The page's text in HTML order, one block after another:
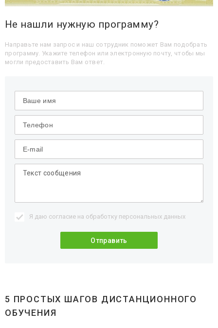
Не нашли нужную программу?
Направьте нам запрос и наш сотрудник поможет Вам подобрать
программу. Укажите телефон или электронную почту, чтобы мы
могли предоставить Вам ответ.
Я даю согласие на обработку персональных данных
5 ПРОСТЫХ ШАГОВ ДИСТАНЦИОННОГО
ОБУЧЕНИЯ